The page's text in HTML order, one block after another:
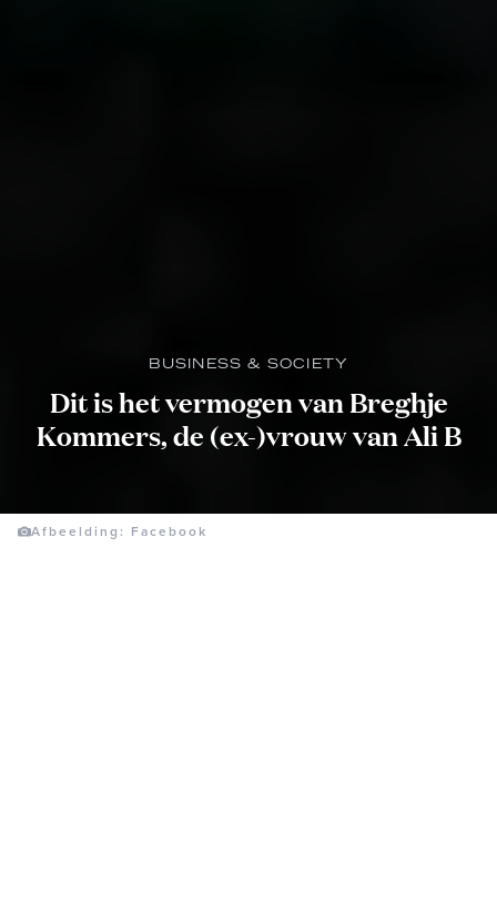
BUSINESS & SOCIETY
Dit is het vermogen van Breghje
Kommers, de (ex-)vrouw van Ali B
Afbeelding: Facebook